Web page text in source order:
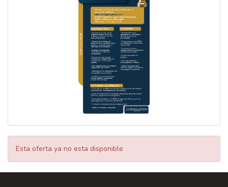
Esta oferta ya no esta disponible